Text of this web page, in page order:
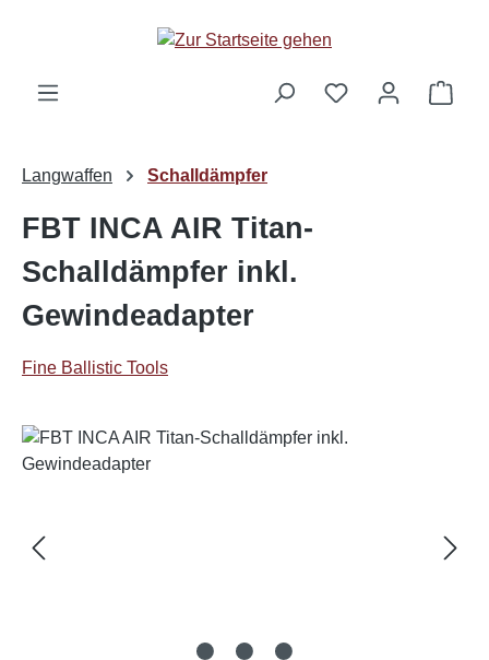
Zum Hauptinhalt springen
Langwaffen Schalldämpfer
FBT INCA AIR Titan-
Schalldämpfer inkl.
Gewindeadapter
Fine Ballistic Tools